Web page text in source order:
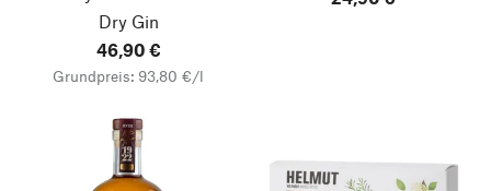
Dry Gin
46,90 €
Grundpreis: 93,80 €/l